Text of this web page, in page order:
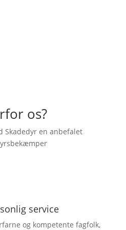
os?
Skadedyr en anbefalet
service
og kompetente fagfolk,